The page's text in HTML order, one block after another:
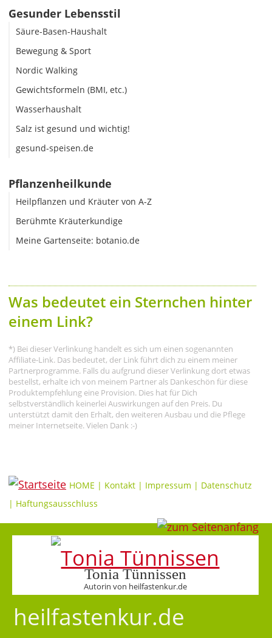
Gesunder Lebensstil
Säure-Basen-Haushalt
Bewegung & Sport
Nordic Walking
Gewichtsformeln (BMI, etc.)
Wasserhaushalt
Salz ist gesund und wichtig!
gesund-speisen.de
Pflanzenheilkunde
Heilpflanzen und Kräuter von A-Z
Berühmte Kräuterkundige
Meine Gartenseite: botanio.de
Was bedeutet ein Sternchen hinter
einem Link?
*) Bei dieser Verlinkung handelt es sich um einen sogenannten
Affiliate-Link. Das bedeutet, der Link führt dich zu einem meiner
Partnerprogramme. Falls du aufgrund dieser Verlinkung dort etwas
bestellst, erhalte ich von meinem Partner als Dankeschön für diese
Produktempfehlung eine Provision. Dies hat für Dich
selbstverständlich keinerlei Auswirkungen auf den Preis. Du
unterstützt damit den Erhalt, den weiteren Ausbau und die Pflege
meiner Internetseite. Vielen Dank :-)
HOME | Kontakt | Impressum | Datenschutz
| Haftungsausschluss
Tonia Tünnissen
Autorin von heilfastenkur.de
heilfastenkur.de